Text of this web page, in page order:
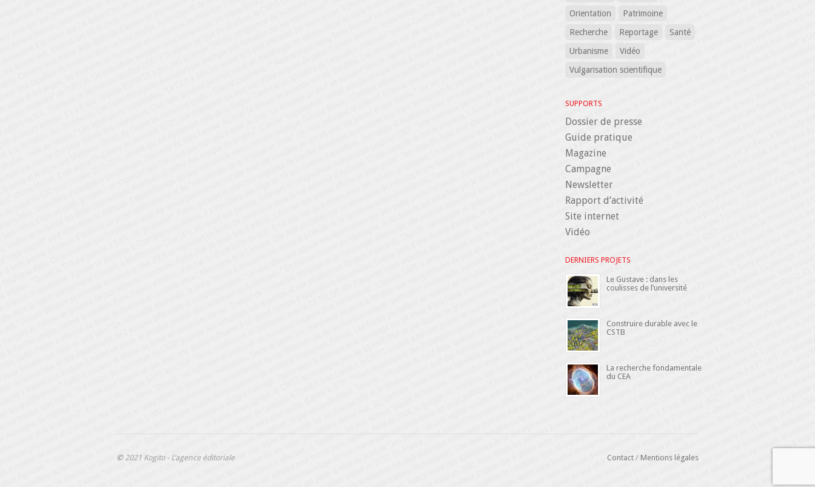
Orientation
Patrimoine
Recherche
Reportage
Santé
Urbanisme
Vidéo
Vulgarisation scientifique
SUPPORTS
Dossier de presse
Guide pratique
Magazine
Campagne
Newsletter
Rapport d’activité
Site internet
Vidéo
DERNIERS PROJETS
Le Gustave : dans les
coulisses de l’université
Construire durable avec le
CSTB
La recherche fondamentale
du CEA
©2021 Kogito - L’agence éditoriale Contact / Mentions légales